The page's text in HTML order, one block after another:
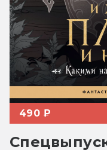
490 ₽